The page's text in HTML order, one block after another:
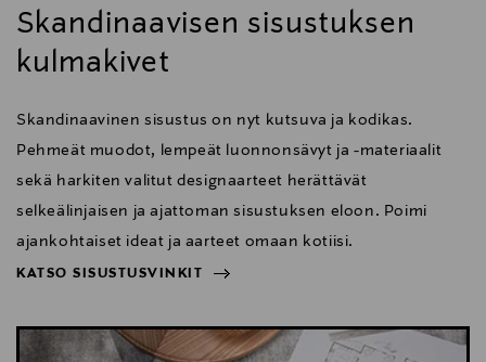
Skandinaavisen sisustuksen
kulmakivet
Skandinaavinen sisustus on nyt kutsuva ja kodikas.
Pehmeät muodot, lempeät luonnonsävyt ja -materiaalit
sekä harkiten valitut designaarteet herättävät
selkeälinjaisen ja ajattoman sisustuksen eloon. Poimi
ajankohtaiset ideat ja aarteet omaan kotiisi.
KATSO SISUSTUSVINKIT
KATSO SISUSTUSVINKIT